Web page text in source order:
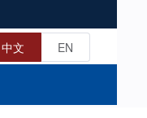
中文 EN